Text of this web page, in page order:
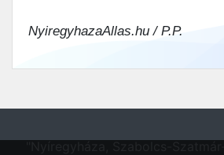
NyiregyhazaAllas.hu / P.P.